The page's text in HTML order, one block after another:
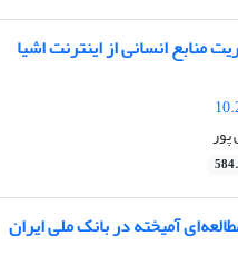
منابع انسانی از اینترنت اشیا
پور
آمیخته در بانک ملی ایران